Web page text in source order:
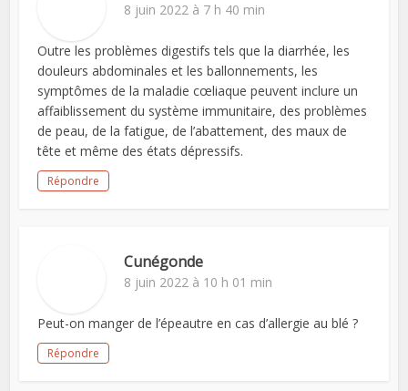
8 juin 2022 à 7 h 40 min
Outre les problèmes digestifs tels que la diarrhée, les
douleurs abdominales et les ballonnements, les
symptômes de la maladie cœliaque peuvent inclure un
affaiblissement du système immunitaire, des problèmes
de peau, de la fatigue, de l’abattement, des maux de
tête et même des états dépressifs.
Répondre
Cunégonde
8 juin 2022 à 10 h 01 min
Peut-on manger de l’épeautre en cas d’allergie au blé ?
Répondre